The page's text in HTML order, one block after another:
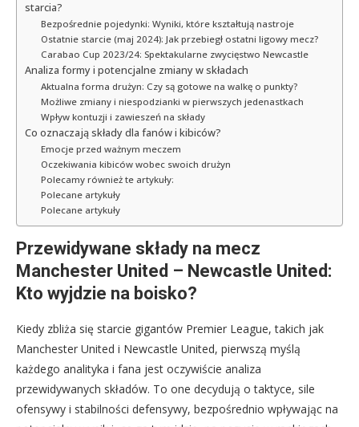
starcia?
Bezpośrednie pojedynki: Wyniki, które kształtują nastroje
Ostatnie starcie (maj 2024): Jak przebiegł ostatni ligowy mecz?
Carabao Cup 2023/24: Spektakularne zwycięstwo Newcastle
Analiza formy i potencjalne zmiany w składach
Aktualna forma drużyn: Czy są gotowe na walkę o punkty?
Możliwe zmiany i niespodzianki w pierwszych jedenastkach
Wpływ kontuzji i zawieszeń na składy
Co oznaczają składy dla fanów i kibiców?
Emocje przed ważnym meczem
Oczekiwania kibiców wobec swoich drużyn
Polecamy również te artykuły:
Polecane artykuły
Polecane artykuły
Przewidywane składy na mecz
Manchester United – Newcastle United:
Kto wyjdzie na boisko?
Kiedy zbliża się starcie gigantów Premier League, takich jak
Manchester United i Newcastle United, pierwszą myślą
każdego analityka i fana jest oczywiście analiza
przewidywanych składów. To one decydują o taktyce, sile
ofensywy i stabilności defensywy, bezpośrednio wpływając na